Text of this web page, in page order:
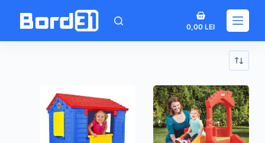
Coș
de
cumpărături
0,00LEI